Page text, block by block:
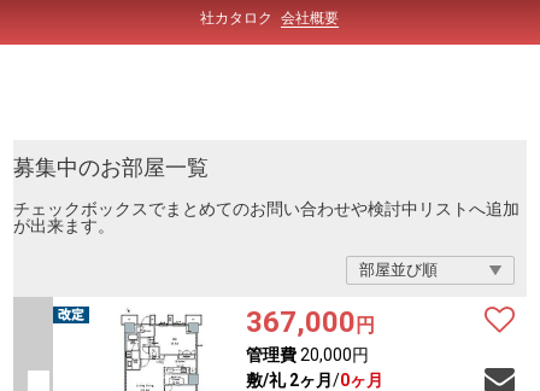
社カタロク
会社概要
募集中のお部屋一覧
チェックボックスでまとめてのお問い合わせや検討中リストへ追加
が出来ます。
367,000 円
管理費20,000円
敷/礼 2ヶ月 /0ヶ月